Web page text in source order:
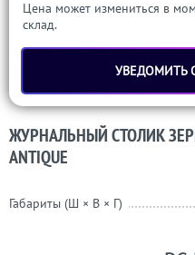
Цена может измениться в
склад.
УВЕДОМИТЬ
ЖУРНАЛЬНЫЙ СТОЛИК
ANTIQUE
Габариты (Ш × В × Г)